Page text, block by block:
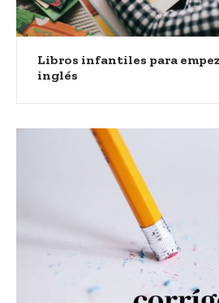
Libros infantiles para
inglés